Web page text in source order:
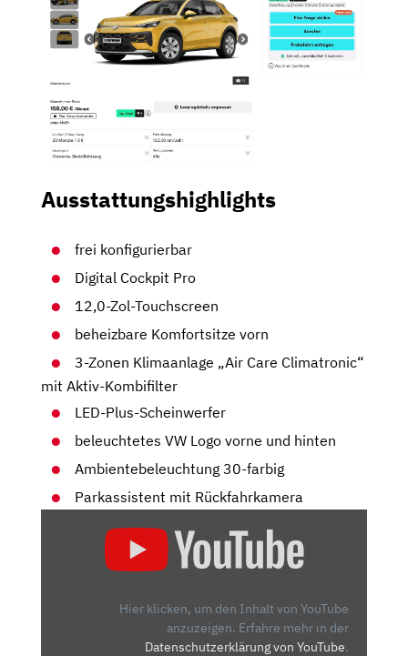
Ausstattungshighlights
frei konfigurierbar
Digital Cockpit Pro
12,0-Zol-Touchscreen
beheizbare Komfortsitze vorn
3-Zonen Klimaanlage „Air Care Climatronic“
mit Aktiv-Kombifilter
LED-Plus-Scheinwerfer
beleuchtetes VW Logo vorne und hinten
Ambientebeleuchtung 30-farbig
Parkassistent mit Rückfahrkamera
BESTSELLERS:
Hier klicken, um den Inhalt von YouTube
anzuzeigen. Erfahre mehr in der
Datenschutzerklärung von YouTube.